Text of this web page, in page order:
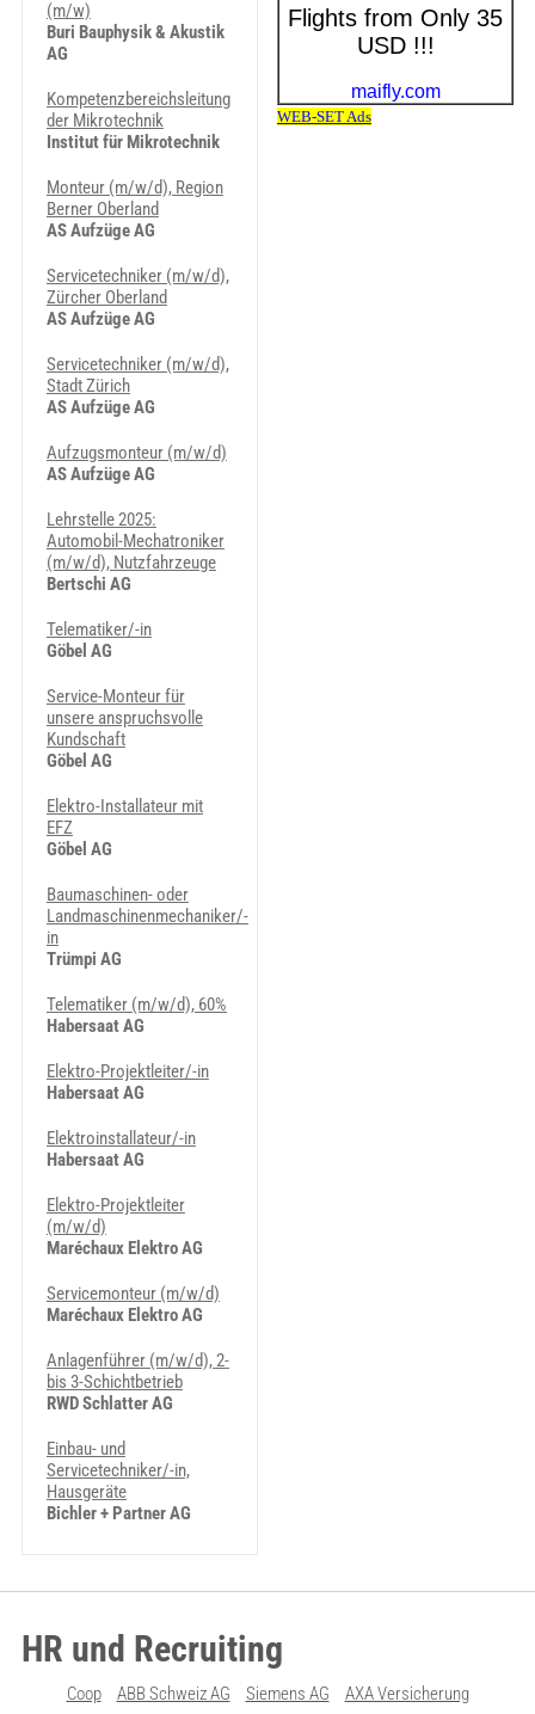
(m/w)
Buri Bauphysik & Akustik
AG
Kompetenzbereichsleitung
der Mikrotechnik
Institut für Mikrotechnik
Monteur (m/w/d), Region
Berner Oberland
AS Aufzüge AG
Servicetechniker (m/w/d),
Zürcher Oberland
AS Aufzüge AG
Servicetechniker (m/w/d),
Stadt Zürich
AS Aufzüge AG
Aufzugsmonteur (m/w/d)
AS Aufzüge AG
Lehrstelle 2025:
Automobil-Mechatroniker
(m/w/d), Nutzfahrzeuge
Bertschi AG
Telematiker/-in
Göbel AG
Service-Monteur für
unsere anspruchsvolle
Kundschaft
Göbel AG
Elektro-Installateur mit
EFZ
Göbel AG
Baumaschinen- oder
Landmaschinenmechaniker/-
in
Trümpi AG
Telematiker (m/w/d), 60%
Habersaat AG
Elektro-Projektleiter/-in
Habersaat AG
Elektroinstallateur/-in
Habersaat AG
Elektro-Projektleiter
(m/w/d)
Maréchaux Elektro AG
Servicemonteur (m/w/d)
Maréchaux Elektro AG
Anlagenführer (m/w/d), 2-
bis 3-Schichtbetrieb
RWD Schlatter AG
Einbau- und
Servicetechniker/-in,
Hausgeräte
Bichler + Partner AG
HR und Recruiting
Coop ABB Schweiz AG Siemens AG AXA Versicherung